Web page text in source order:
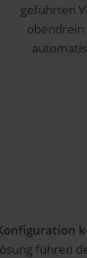
geführten
obendrein
führen